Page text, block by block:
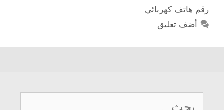
رقم هاتف كهربائي
أضف تعليق
البحث